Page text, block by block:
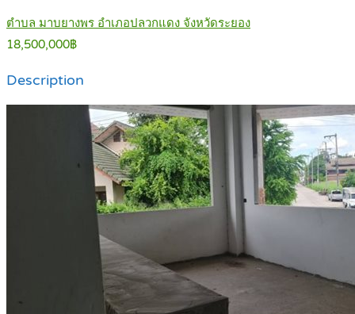
ตำบล มาบยางพร อำเภอปลวกแดง จังหวัดระยอง
18,500,000฿
Description